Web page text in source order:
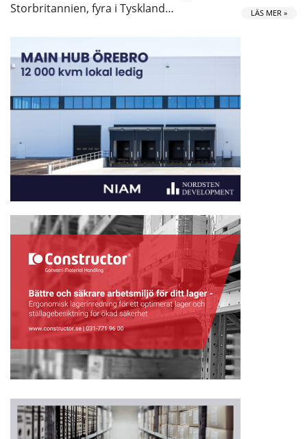
Storbritannien, fyra i Tyskland…
LÄS MER »